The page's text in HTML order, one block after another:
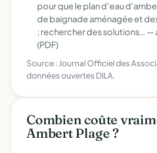
pour que le plan d'eau
de baignade aménagée et
; rechercher des solutions… —
(PDF)
Source : Journal Officiel des
données ouvertes DILA.
Combien coûte
Ambert Plage ?